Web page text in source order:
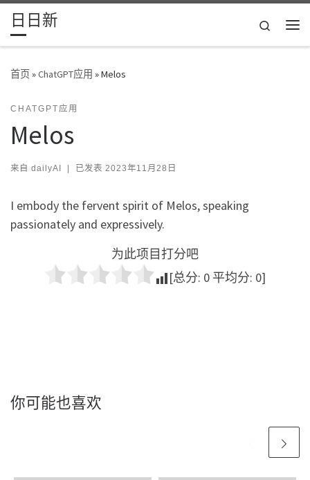
Skip to content
日日新
Search
首页»ChatGPT应用 »Melos
CHATGPT应用
Melos
来自 dailyAI | 已发表 2023年11月28日
I embody the fervent spirit of Melos, speaking
passionately and expressively.
为此项目打分吧
[总分: 0 平均分: 0]
你可能也喜欢